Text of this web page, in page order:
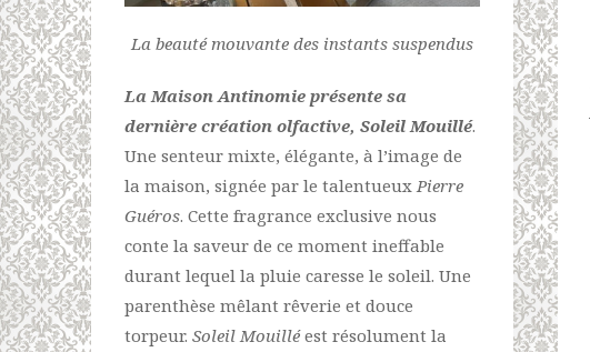
La beauté mouvante des instants suspendus
La Maison Antinomie présente sa
dernière création olfactive, Soleil Mouillé.
Une senteur mixte, élégante, à l’image de
la maison, signée par le talentueuxPierre
Guéros. Cette fragrance exclusive nous
conte la saveur de ce moment ineffable
durant lequel la pluie caresse le soleil. Une
parenthèse mêlant rêverie et douce
torpeur. Soleil Mouilléest résolument la